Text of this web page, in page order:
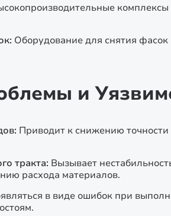
Оборудование для снятия
и
Приводит к снижению
тракта: Вызывает
расхода материалов.
в виде ошибок при